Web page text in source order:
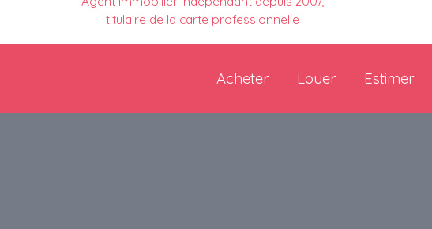
titulaire de la carte professionnelle
Acheter Louer Estimer